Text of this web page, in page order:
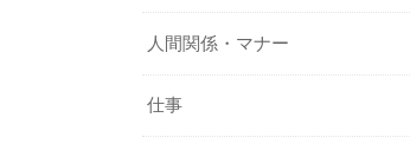
人間関係・マナー
仕事